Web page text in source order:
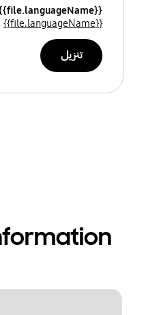
{{file.languageName}}
{{file.languageName}}
تنزيل